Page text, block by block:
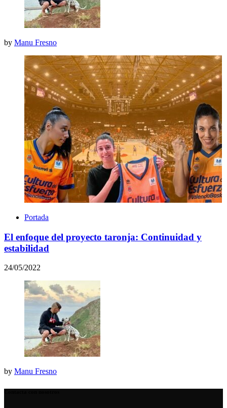
by Manu Fresno
Portada
El enfoque del proyecto taronja: Continuidad y
estabilidad
24/05/2022
by Manu Fresno